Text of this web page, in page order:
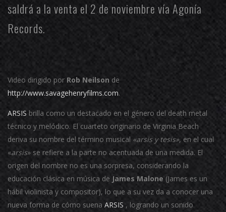
saldrá a la venta el 2 de noviembre víaAgonía
Records.
Video dirigido por Rob Neilson de
http://www.savagehenryfilms.com.
ARSIS brilla como un destacado en el género del death metal
técnico y melódico. El cuarteto originario de Virginia Beach
deriva su nombre del término musical «arsis y tesis», en el cual
«arsis» se refiere a la parte no acentuada de una medida. El
origen del nombre no es una sorpresa, considerando la
educación clásica en música de James Malone (James es un
hábil violinista y compositor), lo que a su vez da a conocer una
nueva forma de cómo suena ARSIS , logrando un sonido